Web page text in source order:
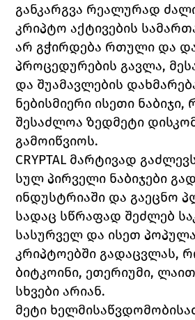
განკარგვა რეალურად
კრიპტო აქტივების
არ გჭირდება რთული და
პროცედურების გავლა,
და შუამავლების
ნებისმიერი ისეთი
შესაძლოა ზედმეტი
გამოიწვიოს.
CRYPTAL მარტივად
სულ პირველი ნაბიჯები
ინდუსტრიაში და გაეცნო
სადაც სწრაფად შეძლებ
სასურველ და ისეთ
კრიპტოებში გადაცვლას,
ბიტკოინი, ეთერიუმი,
სხვები არიან.
მეტი